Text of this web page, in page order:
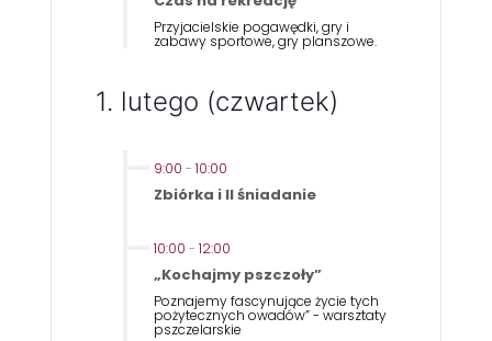
Przyjacielskie pogawędki, gry i
zabawy sportowe, gry planszowe.
1. lutego (czwartek)
9:00 - 10:00
Zbiórka i II śniadanie
10:00 - 12:00
„Kochajmy pszczoły”
Poznajemy fascynujące życie tych
pożytecznych owadów” - warsztaty
pszczelarskie